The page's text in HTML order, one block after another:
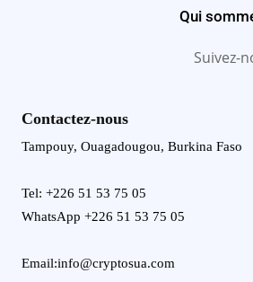
Qui
Suivez-
Contactez-nous
Tampouy, Ouagadougou, Burkina Faso
Tel: +226 51 53 75 05
WhatsApp +226 51 53 75 05
Email:info@cryptosua.com